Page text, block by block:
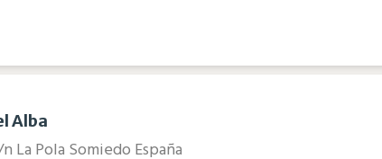
Alba
La Pola Somiedo España